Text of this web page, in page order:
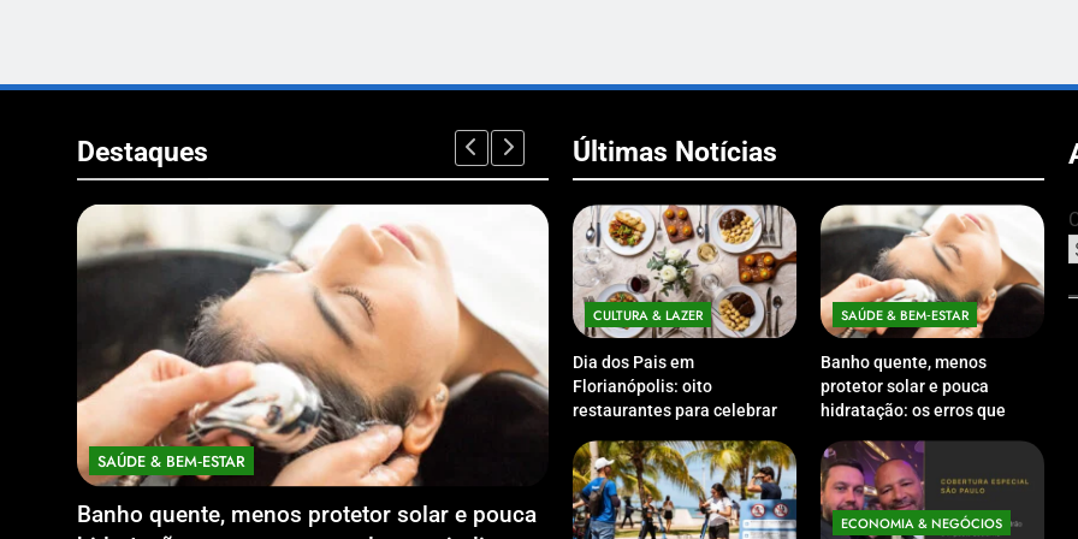
Destaques
SAÚDE & BEM‑ESTAR
Banho quente, menos protetor solar e pouca
ECONOMIA & NEGÓCIOS
Expansão da Micromobilidade Elétrica
Últimas Notícias
CULTURA & LAZER
Dia dos Pais em
Florianópolis: oito
restaurantes para celebrar a
SAÚDE & BEM‑ESTAR
Banho quente, menos
protetor solar e pouca
hidratação: os erros que
couro cabeludo no inverno
ECONOMIA & NEGÓCIOS